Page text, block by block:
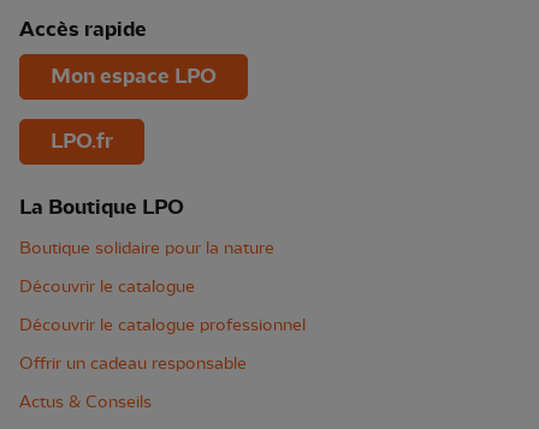
Accès rapide
Mon espace LPO
LPO.fr
La Boutique LPO
Boutique solidaire pour la nature
Découvrir le catalogue
Découvrir le catalogue professionnel
Offrir un cadeau responsable
Actus & Conseils